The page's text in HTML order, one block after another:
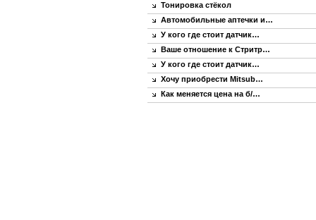
Тонировка стёкол
Автомобильные аптечки и…
У кого где стоит датчик…
Ваше отношение к Стритр…
У кого где стоит датчик…
Хочу приобрести Mitsub…
Как меняется цена на б/…